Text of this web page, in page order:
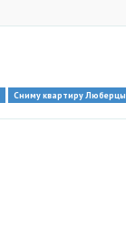
Сниму квартиру Люберцы